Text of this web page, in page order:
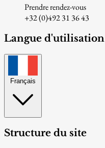
Prendre rendez-vous
+32 (0)492 31 36 43
Langue d'utilisation
Français
Structure du site